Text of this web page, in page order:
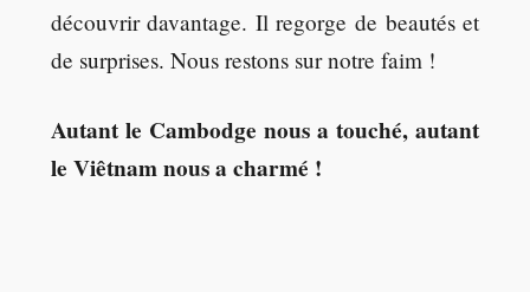
découvrir davantage. Il regorge de beautés et
de surprises. Nous restons sur notre faim !
Autant le Cambodge nous a touché, autant
le Viêtnam nous a charmé !